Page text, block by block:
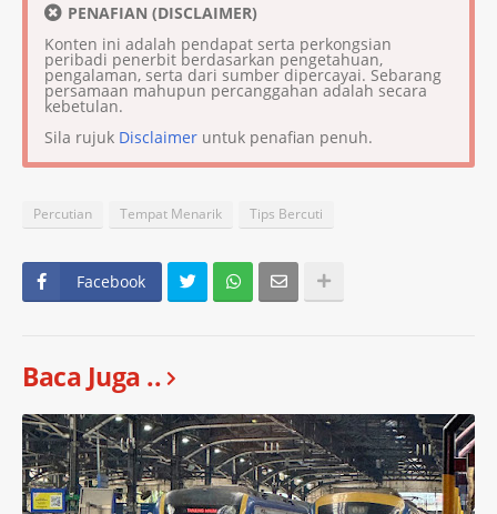
PENAFIAN (DISCLAIMER)
Konten ini adalah pendapat serta perkongsian
peribadi penerbit berdasarkan pengetahuan,
pengalaman, serta dari sumber dipercayai. Sebarang
persamaan mahupun percanggahan adalah secara
kebetulan.
Sila rujuk Disclaimer untuk penafian penuh.
Percutian Tempat Menarik Tips Bercuti
Facebook
Baca Juga ..